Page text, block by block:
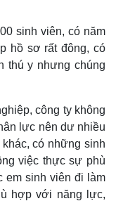
sinh viên, có năm
hồ sơ rất đông, có
thú y nhưng chúng
công ty không
lực nên dư nhiều
có những sinh
việc thực sự phù
em sinh viên đi làm
hợp với năng lực,